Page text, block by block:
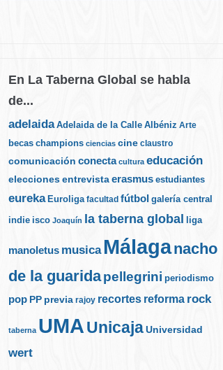
En La Taberna Global se habla
de...
adelaida Adelaida de la Calle Albéniz Arte
becas champions ciencias cine claustro
comunicación conecta cultura educación
elecciones entrevista erasmus estudiantes
eureka Euroliga facultad fútbol galería central
indie isco Joaquín la taberna global liga
manoletus musica Málaganacho
de la guaridapellegrini periodismo
pop PP previa rajoy recortes reforma rock
taberna UMA UnicajaUniversidad
wert